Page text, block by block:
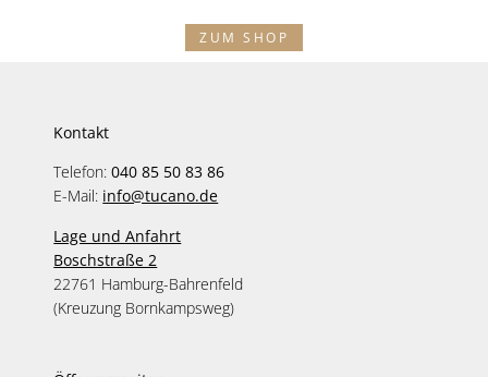
ZUM SHOP
Kontakt
Telefon:040 85 50 83 86
E-Mail: info@tucano.de
Lage und Anfahrt
Boschstraße 2
22761 Hamburg-Bahrenfeld
(Kreuzung Bornkampsweg)